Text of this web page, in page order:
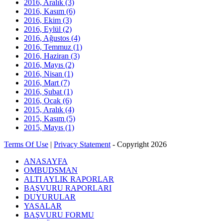
2016, Aralık (3)
2016, Kasım (6)
2016, Ekim (3)
2016, Eylül (2)
2016, Ağustos (4)
2016, Temmuz (1)
2016, Haziran (3)
2016, Mayıs (2)
2016, Nisan (1)
2016, Mart (7)
2016, Şubat (1)
2016, Ocak (6)
2015, Aralık (4)
2015, Kasım (5)
2015, Mayıs (1)
Terms Of Use | Privacy Statement - Copyright 2026
ANASAYFA
OMBUDSMAN
ALTI AYLIK RAPORLAR
BAŞVURU RAPORLARI
DUYURULAR
YASALAR
BAŞVURU FORMU